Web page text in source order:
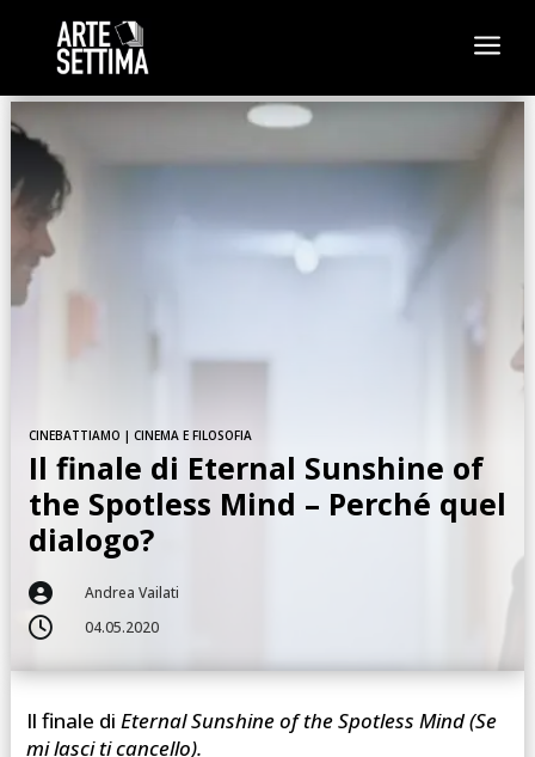
a
CINEBATTIAMO | CINEMA E FILOSOFIA
Il finale di Eternal Sunshine of
the Spotless Mind – Perché quel
dialogo?
 Andrea Vailati
 04.05.2020
Il finale di Eternal Sunshine of the Spotless Mind (Se
mi lasci ti cancello).